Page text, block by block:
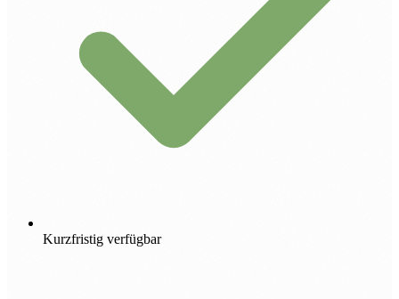
Kurzfristig verfügbar